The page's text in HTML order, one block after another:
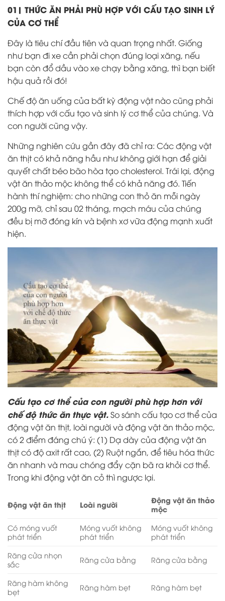
01| THỨC ĂN PHẢI PHÙ HỢP VỚI CẤU TẠO SINH LÝ
CỦA CƠ THỂ
Đây là tiêu chí đầu tiên và quan trọng nhất. Giống
như bạn đi xe cần phải chọn đúng loại xăng, nếu
bạn còn đổ dầu vào xe chạy bằng xăng, thì bạn biết
hậu quả rồi đó!
Chế độ ăn uống của bất kỳ động vật nào cũng phải
thích hợp với cấu tạo và sinh lý cơ thể của chúng. Và
con người cũng vậy.
Những nghiên cứu gần đây đã chỉ ra: Các động vật
ăn thịt có khả năng hầu như không giới hạn để giải
quyết chất béo bão hòa tạo cholesterol. Trái lại, động
vật ăn thảo mộc không thể có khả năng đó. Tiến
hành thí nghiệm: cho những con thỏ ăn mỗi ngày
200g mỡ, chỉ sau 02 tháng, mạch máu của chúng
đều bị mỡ đóng kín và bệnh xơ vữa động mạnh xuất
hiện.
Cấu tạo cơ thể của con người phù hợp hơn với
chế độ thức ăn thực vật.So sánh cấu tạo cơ thể của
động vật ăn thịt, loài người và động vật ăn thảo mộc,
có 2 điểm đáng chú ý: (1) Dạ dày của động vật ăn
thịt có độ axit rất cao, (2) Ruột ngắn, để tiêu hóa thức
ăn nhanh và mau chóng đẩy cặn bã ra khỏi cơ thể.
Trong khi động vật ăn cỏ thì ngược lại.
Động vật ăn thịt Loài người
Động vật ăn thảo
mộc
Có móng vuốt
phát triển
Móng vuốt không
phát triển
Móng vuốt không
phát triển
Răng cửa nhọn
sắc
Răng cửa bằng Răng cửa bằng
Răng hàm không
bẹt
Răng hàm bẹt Răng hàm bẹt